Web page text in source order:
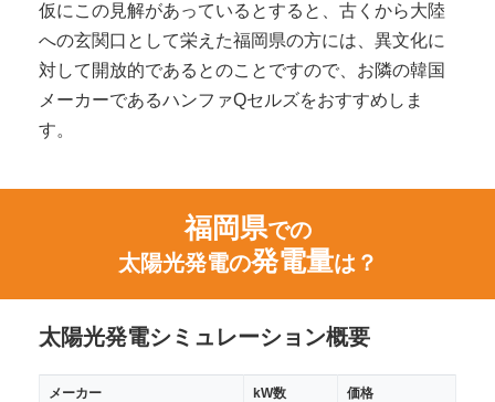
仮にこの見解があっているとすると、古くから大陸
への玄関口として栄えた福岡県の方には、異文化に
対して開放的であるとのことですので、お隣の韓国
メーカーであるハンファQセルズをおすすめしま
す。
福岡県での
太陽光発電の発電量は？
太陽光発電シミュレーション概要
メーカー kW数 価格